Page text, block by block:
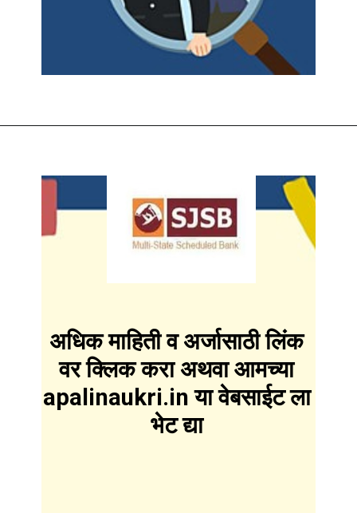
अधिक माहिती व अर्जासाठी लिंक
वर क्लिक करा अथवा आमच्या
apalinaukri.in या वेबसाईट ला
भेट द्या